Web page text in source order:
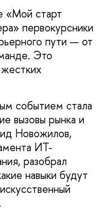
«Мой старт
первокурсники
пути — от
Это
событием стала
вызовы рынка и
Новожилов,
ИТ-
разобрал
навыки будут